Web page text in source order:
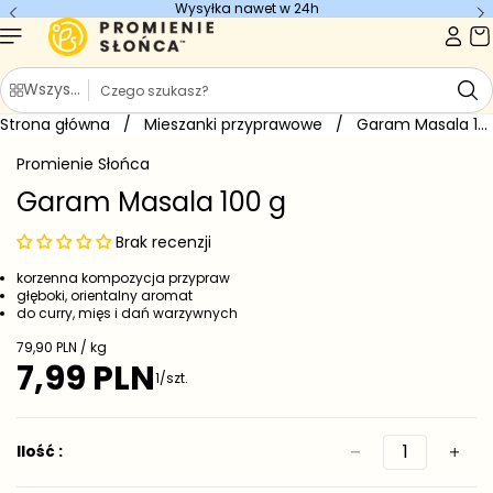
treści
Wysyłka nawet w 24h
Wszystkie kategorie
S
z
u
a
j
Strona główna / Mieszanki przyprawowe / Garam Masala 100 g
Przejdź do
o
Promienie Słońca
Garam Masala 100 g
Brak recenzji
korzenna kompozycja przypraw
głęboki, orientalny aromat
do curry, mięs i dań warzywnych
C
e
n
j
d
o
79,90 PLN / kg
C
n
a
r
e
7,99 PLN1/szt.
Ilość :